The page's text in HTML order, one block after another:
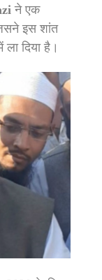
ने एक
इस शांत
दिया है।